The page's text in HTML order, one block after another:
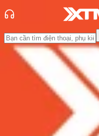
Trang chủ
Tin tức
App - Game
Đánh Giá -
Hỏi đáp
hàng - Sự kiện